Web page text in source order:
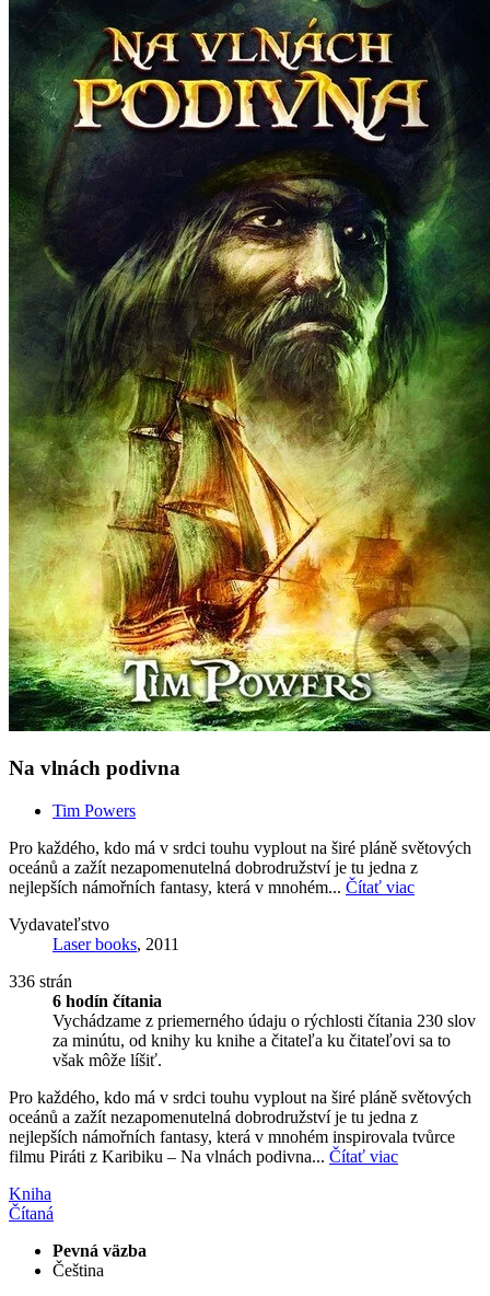
Na vlnách podivna
Tim Powers
Pro každého, kdo má v srdci touhu vyplout na širé pláně světových
oceánů a zažít nezapomenutelná dobrodružství je tu jedna z
nejlepších námořních fantasy, která v mnohém... Čítať viac
Vydavateľstvo
Laser books, 2011
336 strán
6 hodín čítania
Vychádzame z priemerného údaju o rýchlosti čítania 230 slov
za minútu, od knihy ku knihe a čitateľa ku čitateľovi sa to
však môže líšiť.
Pro každého, kdo má v srdci touhu vyplout na širé pláně světových
oceánů a zažít nezapomenutelná dobrodružství je tu jedna z
nejlepších námořních fantasy, která v mnohém inspirovala tvůrce
filmu Piráti z Karibiku – Na vlnách podivna... Čítať viac
Kniha
Čítaná
Pevná väzba
Čeština